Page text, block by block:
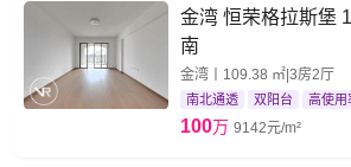
金湾 恒荣格拉斯堡
南
金湾丨109.38 ㎡|3房2厅
南北通透 双阳台 高使用
100万9142元/m²